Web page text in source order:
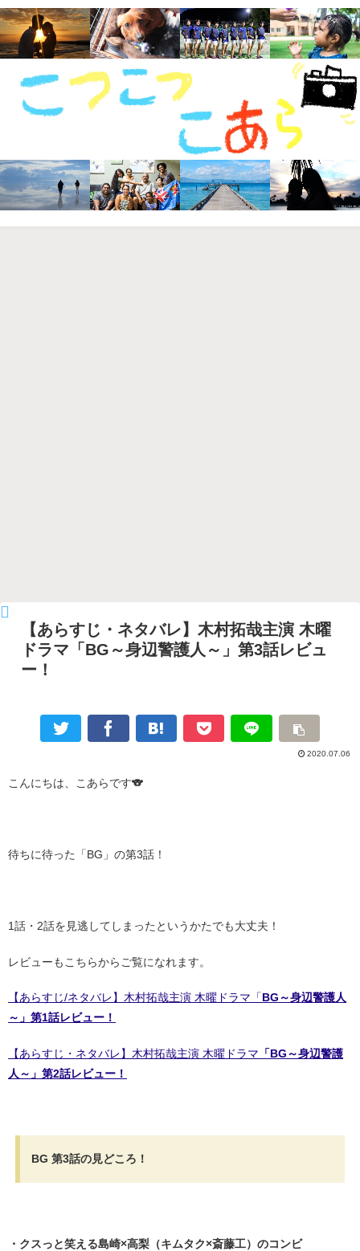
【あらすじ・ネタバレ】木村拓哉主演 木曜
ドラマ「BG～身辺警護人～」第3話レビュ
ー！
2020.07.06
こんにちは、こあらです🐨
待ちに待った「BG」の第3話！
1話・2話を見逃してしまったというかたでも大丈夫！
レビューもこちらからご覧になれます。
【あらすじ/ネタバレ】木村拓哉主演 木曜ドラマ「BG～身辺警護人
～」第1話レビュー！
【あらすじ・ネタバレ】木村拓哉主演 木曜ドラマ 「BG～身辺警護
人～」第2話レビュー！
BG 第3話の見どころ！
・クスっと笑える島崎×高梨（キムタク×斎藤工）のコンビ